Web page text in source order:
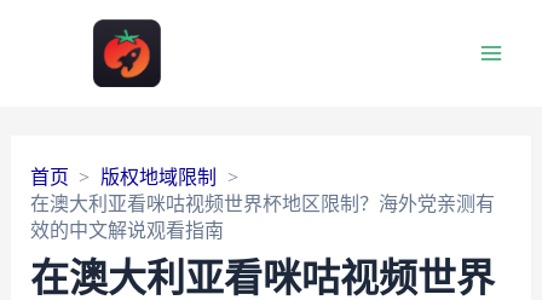
首页
版权地域限制
在澳大利亚看咪咕视频世界杯地区限制？海外党亲测有
效的中文解说观看指南
在澳大利亚看咪咕视频世界